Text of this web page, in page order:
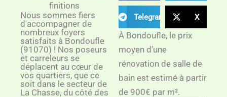
Telegram X
À Bondoufle, le prix
moyen d’une
rénovation de salle de
bain est estimé à partir
de 900€ par m².
finitions
Nous sommes fiers
d'accompagner de
nombreux foyers
satisfaits à Bondoufle
(91070) ! Nos poseurs
et carreleurs se
déplacent au cœur de
vos quartiers, que ce
soit dans le secteur de
La Chasse, du côté des